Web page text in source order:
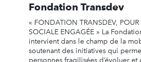
Fondation Transdev
« FONDATION TRANSDEV,
SOCIALE ENGAGÉE » La
intervient dans le champ de la
soutenant des initiatives qui
personnes fragilisées d’évoluer